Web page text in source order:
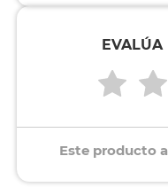
EVALÚA
Este producto